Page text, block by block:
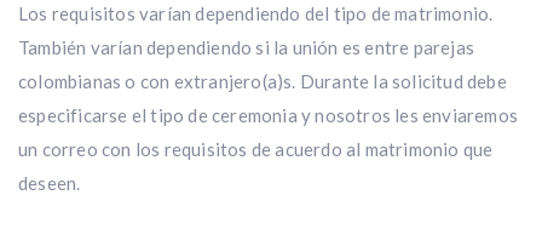
Los requisitos varían dependiendo del tipo de matrimonio.
También varían dependiendo si la unión es entre parejas
colombianas o con extranjero(a)s. Durante la solicitud debe
especificarse el tipo de ceremonia y nosotros les enviaremos
un correo con los requisitos de acuerdo al matrimonio que
deseen.